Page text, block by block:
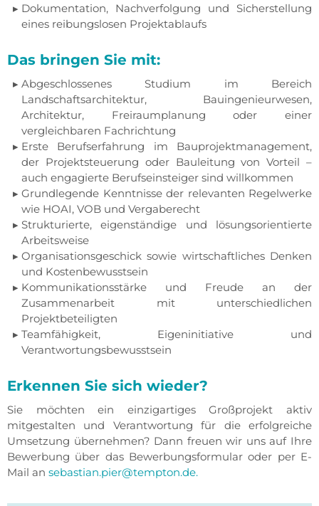
Dokumentation, Nachverfolgung und Sicherstellung
eines reibungslosen Projektablaufs
Das bringen Sie mit:
Abgeschlossenes Studium im Bereich
Landschaftsarchitektur, Bauingenieurwesen,
Architektur, Freiraumplanung oder einer
vergleichbaren Fachrichtung
Erste Berufserfahrung im Bauprojektmanagement,
der Projektsteuerung oder Bauleitung von Vorteil –
auch engagierte Berufseinsteiger sind willkommen
Grundlegende Kenntnisse der relevanten Regelwerke
wie HOAI, VOB und Vergaberecht
Strukturierte, eigenständige und lösungsorientierte
Arbeitsweise
Organisationsgeschick sowie wirtschaftliches Denken
und Kostenbewusstsein
Kommunikationsstärke und Freude an der
Zusammenarbeit mit unterschiedlichen
Projektbeteiligten
Teamfähigkeit, Eigeninitiative und
Verantwortungsbewusstsein
Erkennen Sie sich wieder?
Sie möchten ein einzigartiges Großprojekt aktiv
mitgestalten und Verantwortung für die erfolgreiche
Umsetzung übernehmen? Dann freuen wir uns auf Ihre
Bewerbung über das Bewerbungsformular oder per E-
Mail an sebastian.pier@tempton.de.